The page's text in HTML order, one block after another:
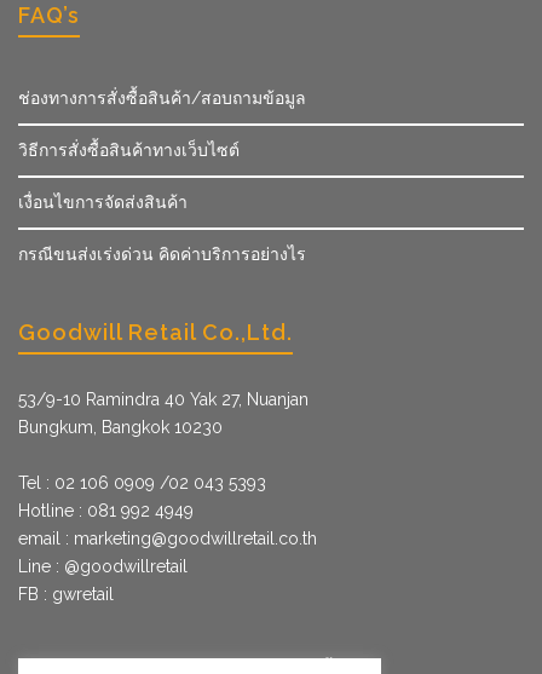
FAQ’s
ช่องทางการสั่งซื้อสินค้า/สอบถามข้อมูล
วิธีการสั่งซื้อสินค้าทางเว็บไซต์
เงื่อนไขการจัดส่งสินค้า
กรณีขนส่งเร่งด่วน คิดค่าบริการอย่างไร
Goodwill Retail Co.,Ltd.
53/9­-10 Ramindra 40 Yak 27, Nuanjan
Bungkum, Bangkok 10230
Tel : 02 106 0909 /02 043 5393
Hotline : 081 992 4949
email : marketing@goodwillretail.co.th
Line : @goodwillretail
FB : gwretail